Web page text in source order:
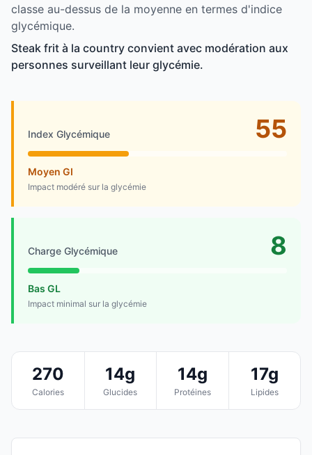
classe au-dessus de la moyenne en termes d'indice
glycémique.
Steak frit à la country convient avec modération aux
personnes surveillant leur glycémie.
Index Glycémique 55
Moyen GI
Impact modéré sur la glycémie
Charge Glycémique 8
Bas GL
Impact minimal sur la glycémie
270
Calories
14g
Glucides
14g
Protéines
17g
Lipides